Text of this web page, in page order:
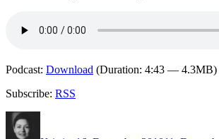
Podcast: Download (Duration: 4:43 — 4.3MB)
Subscribe: RSS